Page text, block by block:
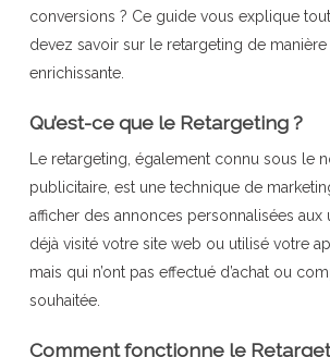
conversions ? Ce guide vous explique
devez savoir sur le retargeting de
enrichissante.
Qu’est-ce que le Retargeting ?
Le retargeting, également connu sous le
publicitaire, est une technique de
afficher des annonces personnalisées aux
déjà visité votre site web ou utilisé votre
mais qui n’ont pas effectué d’achat ou
souhaitée.
Comment fonctionne le